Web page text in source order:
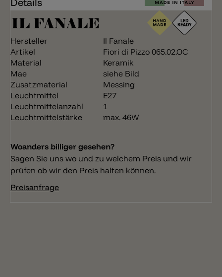
Hersteller
Il Fanale
Artikel
Fiori di Pizzo 065.02.OC
Material
Keramik
Mae
siehe Bild
Zusatzmaterial
Messing
Leuchtmittel
E27
Leuchtmittelanzahl
1
Leuchtmittelstärke
max. 46W
Woanders billiger gesehen?
Sagen Sie uns wo und zu welchem Preis und wir
prüfen ob wir den Preis halten können.
Preisanfrage